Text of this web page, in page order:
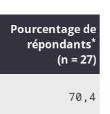
Pourcentage de
répondants*
(n = 27)
70,4